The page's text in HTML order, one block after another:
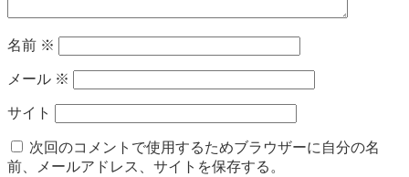
名前 ※
メール ※
サイト
次回のコメントで使用するためブラウザーに自分の名
前、メールアドレス、サイトを保存する。